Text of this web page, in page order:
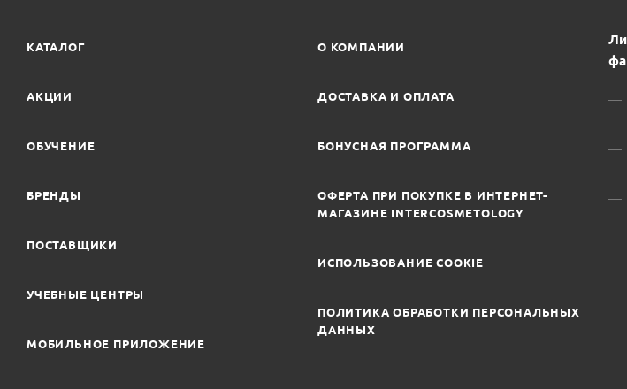
КАТАЛОГ
АКЦИИ
ОБУЧЕНИЕ
БРЕНДЫ
ПОСТАВЩИКИ
УЧЕБНЫЕ ЦЕНТРЫ
МОБИЛЬНОЕ ПРИЛОЖЕНИЕ
О КОМПАНИИ
ДОСТАВКА И ОПЛАТА
БОНУСНАЯ ПРОГРАММА
ОФЕРТА ПРИ ПОКУПКЕ В ИНТЕРНЕТ-
МАГАЗИНЕ INTERCOSMETOLOGY
ИСПОЛЬЗОВАНИЕ COOKIE
ПОЛИТИКА ОБРАБОТКИ ПЕРСОНАЛЬНЫХ
ДАННЫХ